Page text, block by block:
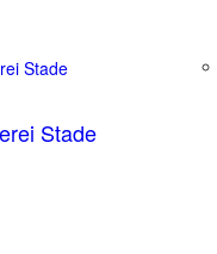
Stade